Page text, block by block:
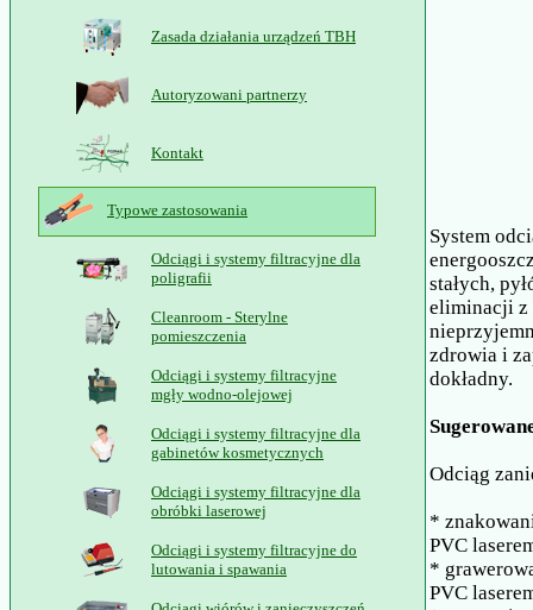
Zasada działania urządzeń TBH
Autoryzowani partnerzy
Kontakt
Typowe zastosowania
Odciągi i systemy filtracyjne dla
poligrafii
Cleanroom - Sterylne
pomieszczenia
Odciągi i systemy filtracyjne
mgły wodno-olejowej
Odciągi i systemy filtracyjne dla
gabinetów kosmetycznych
Odciągi i systemy filtracyjne dla
obróbki laserowej
Odciągi i systemy filtracyjne do
lutowania i spawania
System
stałych,
eliminacji z
zdrowia i
dokładny.
Odciąg
*
PVC
*
PVC